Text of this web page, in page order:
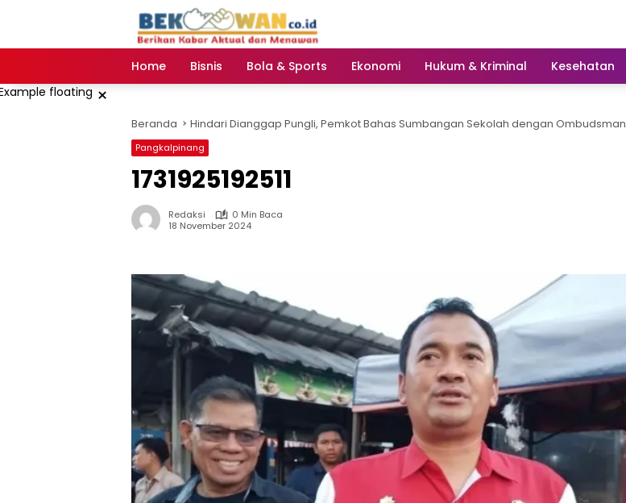
Home
Bisnis Bola & Sports Ekonomi Hukum & Kriminal Kesehatan
×
Beranda Hindari Dianggap Pungli, Pemkot Bahas Sumbangan Sekolah dengan Ombudsman
Pangkalpinang
1731925192511
Redaksi
0 Min Baca
18 November 2024